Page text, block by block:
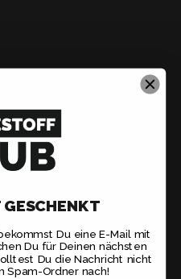
Du eine E-Mail mit
Du für Deinen nächsten
Du die Nachricht nicht
Spam-Ordner nach!